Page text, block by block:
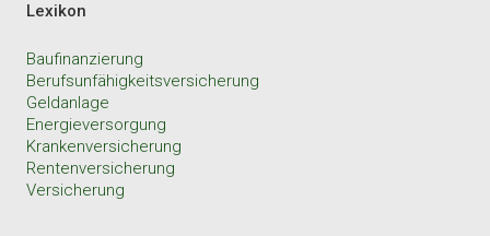
Lexikon
Baufinanzierung
Berufsunfähigkeitsversicherung
Geldanlage
Energieversorgung
Krankenversicherung
Rentenversicherung
Versicherung